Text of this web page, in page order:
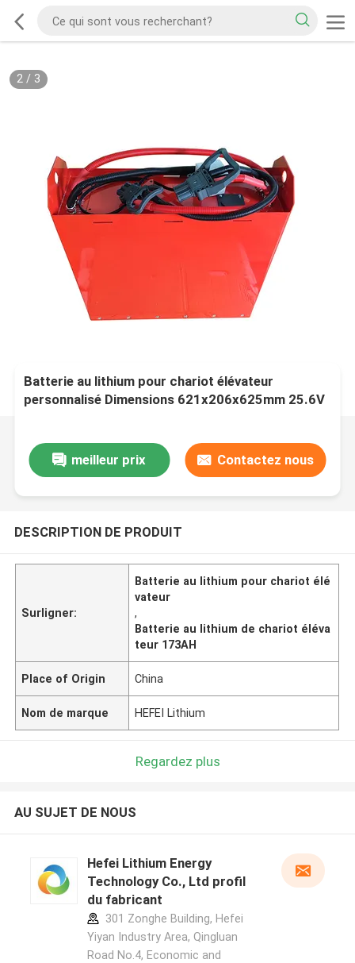
2/ 3
Batterie au lithium pour chariot élévateur
personnalisé Dimensions 621x206x625mm 25.6V
meilleur prix Contactez nous
DESCRIPTION DE PRODUIT
Surligner:
Batterie au lithium pour chariot élé
vateur
,
Batterie au lithium de chariot éléva
teur 173AH
Place of Origin China
Nom de marque HEFEI Lithium
Regardez plus
AU SUJET DE NOUS
Hefei Lithium Energy
Technology Co., Ltd profil
du fabricant
301 Zonghe Building, Hefei
Yiyan Industry Area, Qingluan
Road No.4, Economic and